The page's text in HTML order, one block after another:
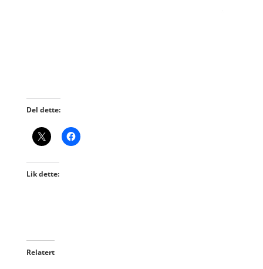
Del dette:
Lik dette:
Relatert